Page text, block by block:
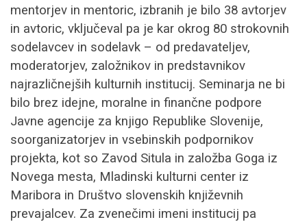
mentorjev in mentoric, izbranih je bilo 38 avtorjev
in avtoric, vključeval pa je kar okrog 80 strokovnih
sodelavcev in sodelavk – od predavateljev,
moderatorjev, založnikov in predstavnikov
najrazličnejših kulturnih institucij. Seminarja ne bi
bilo brez idejne, moralne in finančne podpore
Javne agencije za knjigo Republike Slovenije,
soorganizatorjev in vsebinskih podpornikov
projekta, kot so Zavod Situla in založba Goga iz
Novega mesta, Mladinski kulturni center iz
Maribora in Društvo slovenskih književnih
prevajalcev. Za zvenečimi imeni institucij pa